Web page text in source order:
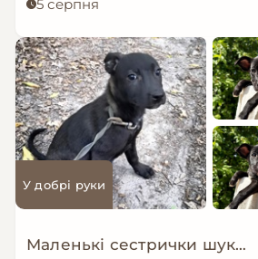
5 серпня
У добрі руки
Маленькі сестрички шукають дім!